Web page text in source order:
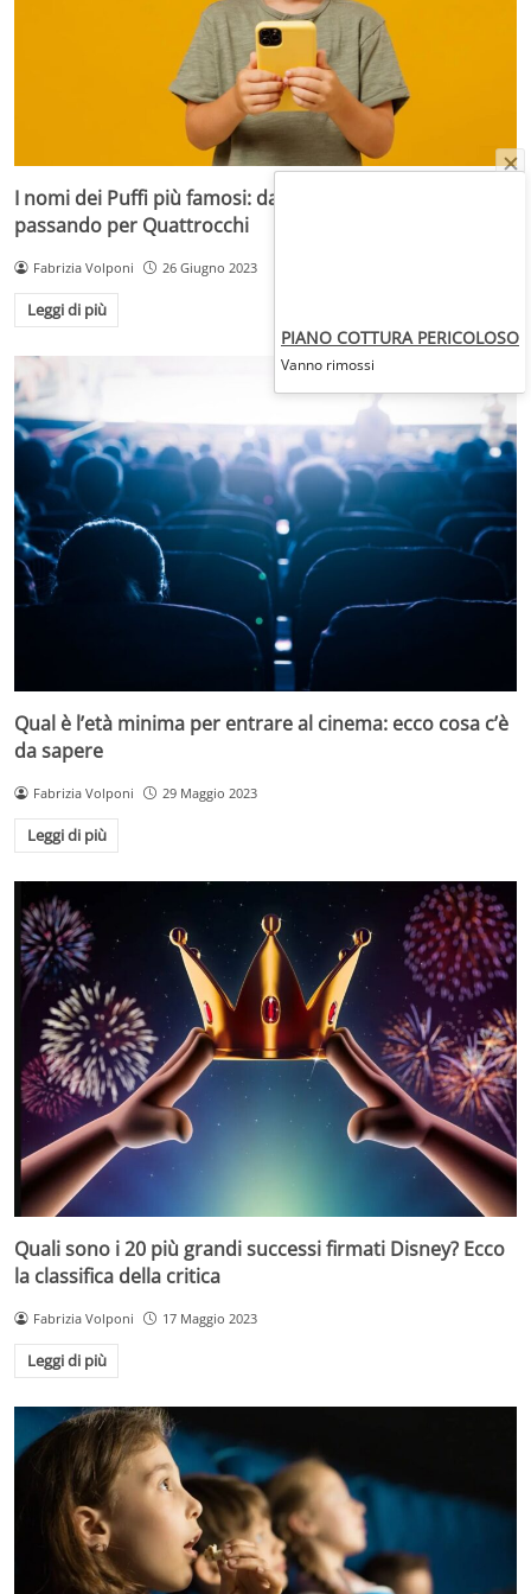
I nomi dei Puffi più famosi: da Puffetta a Golosone,
passando per Quattrocchi
Fabrizia Volponi 26 Giugno 2023
Leggi di più
Qual è l’età minima per entrare al cinema: ecco cosa c’è
da sapere
Fabrizia Volponi 29 Maggio 2023
Leggi di più
Quali sono i 20 più grandi successi firmati Disney? Ecco
la classifica della critica
Fabrizia Volponi 17 Maggio 2023
Leggi di più
PIANO COTTURA PERICOLOSO
Vanno rimossi